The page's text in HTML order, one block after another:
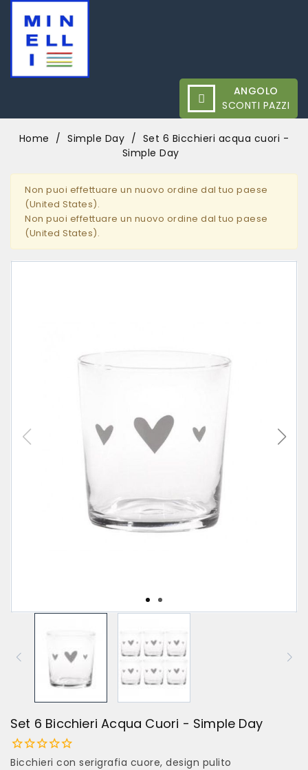
ANGOLO
SCONTI PAZZI
Home Simple Day
Set 6 Bicchieri acqua cuori -
Simple Day
Non puoi effettuare un nuovo ordine dal tuo paese
(United States).
Non puoi effettuare un nuovo ordine dal tuo paese
(United States).
Set 6 Bicchieri Acqua Cuori - Simple Day
Bicchieri con serigrafia cuore, design pulito